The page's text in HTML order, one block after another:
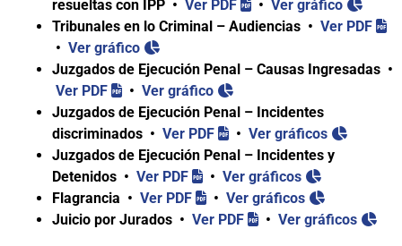
resueltas con IPP • Ver PDF • Ver gráfico
Tribunales en lo Criminal – Audiencias • Ver PDF
• Ver gráfico
Juzgados de Ejecución Penal – Causas Ingresadas •
Ver PDF
• Ver gráfico
Juzgados de Ejecución Penal – Incidentes
discriminados • Ver PDF • Ver gráficos
Juzgados de Ejecución Penal – Incidentes y
Detenidos • Ver PDF • Ver gráficos
Flagrancia • Ver PDF • Ver gráficos
Juicio por Jurados • Ver PDF • Ver gráficos